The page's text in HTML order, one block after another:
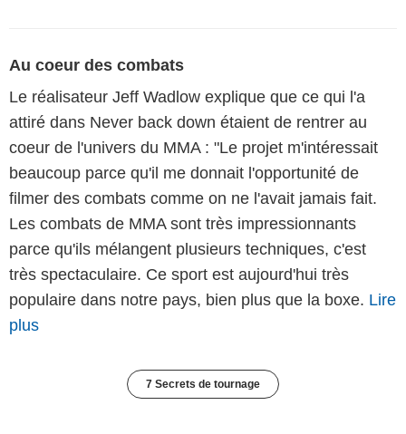
Au coeur des combats
Le réalisateur Jeff Wadlow explique que ce qui l'a
attiré dans Never back down étaient de rentrer au
coeur de l'univers du MMA : "Le projet m'intéressait
beaucoup parce qu'il me donnait l'opportunité de
filmer des combats comme on ne l'avait jamais fait.
Les combats de MMA sont très impressionnants
parce qu'ils mélangent plusieurs techniques, c'est
très spectaculaire. Ce sport est aujourd'hui très
populaire dans notre pays, bien plus que la boxe. Lire
plus
7 Secrets de tournage